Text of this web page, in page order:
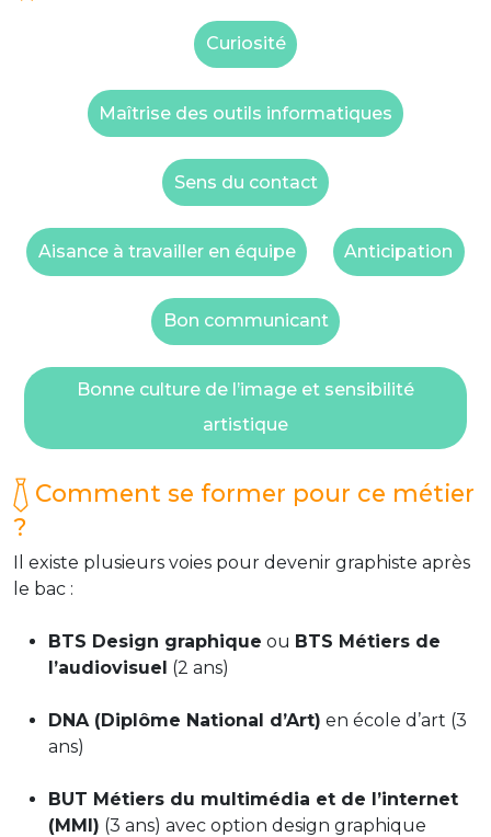
Curiosité
Maîtrise des outils informatiques
Sens du contact
Aisance à travailler en équipe Anticipation
Bon communicant
Bonne culture de l’image et sensibilité
artistique
Comment se former pour ce métier
?
Il existe plusieurs voies pour devenir graphiste après
le bac :
BTS Design graphique ou BTS Métiers de
l’audiovisuel (2 ans)
DNA (Diplôme National d’Art) en école d’art (3
ans)
BUT Métiers du multimédia et de l’internet
(MMI) (3 ans) avec option design graphique